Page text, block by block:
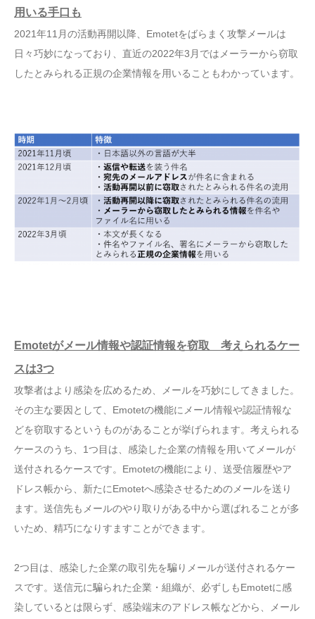
用いる手口も
2021年11月の活動再開以降、Emotetをばらまく攻撃メールは
日々巧妙になっており、直近の2022年3月ではメーラーから窃取
したとみられる正規の企業情報を用いることもわかっています。
Emotetがメール情報や認証情報を窃取 考えられるケー
スは3つ
攻撃者はより感染を広めるため、メールを巧妙にしてきました。
その主な要因として、Emotetの機能にメール情報や認証情報な
どを窃取するというものがあることが挙げられます。考えられる
ケースのうち、1つ目は、感染した企業の情報を用いてメールが
送付されるケースです。Emotetの機能により、送受信履歴やア
ドレス帳から、新たにEmotetへ感染させるためのメールを送り
ます。送信先もメールのやり取りがある中から選ばれることが多
いため、精巧になりすますことができます。
2つ目は、感染した企業の取引先を騙りメールが送付されるケー
スです。送信元に騙られた企業・組織が、必ずしもEmotetに感
染しているとは限らず、感染端末のアドレス帳などから、メール